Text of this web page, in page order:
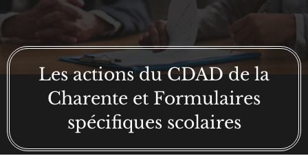
Les actions du CDAD de la
Charente et Formulaires
spécifiques scolaires